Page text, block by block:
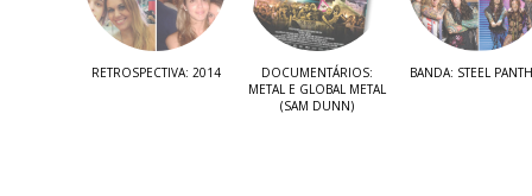
RETROSPECTIVA: 2014
DOCUMENTÁRIOS:
METAL E GLOBAL METAL
(SAM DUNN)
BANDA: STEEL